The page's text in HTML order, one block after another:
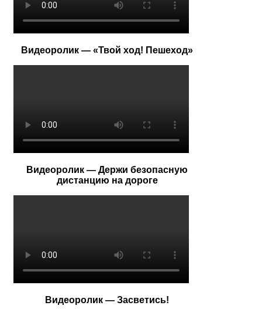
Видеоролик — «Твой ход! Пешеход»
Видеоролик — Держи безопасную
дистанцию на дороге
Видеоролик — Засветись!